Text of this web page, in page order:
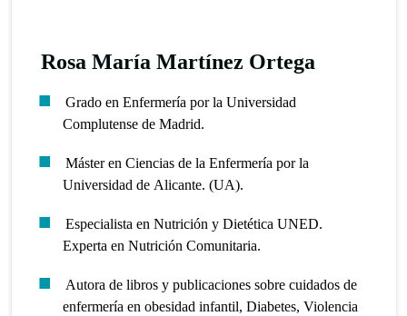
Rosa María Martínez Ortega
Grado en Enfermería por la Universidad
Complutense de Madrid.
Máster en Ciencias de la Enfermería por la
Universidad de Alicante. (UA).
Especialista en Nutrición y Dietética UNED.
Experta en Nutrición Comunitaria.
Autora de libros y publicaciones sobre cuidados de
enfermería en obesidad infantil, Diabetes, Violencia